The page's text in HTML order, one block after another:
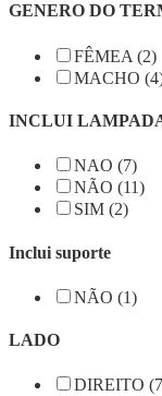
GENERO DO
FÊMEA (2)
MACHO
INCLUI
NAO (7)
NÃO (11)
SIM (2)
Inclui suporte
NÃO (1)
LADO
DIREITO